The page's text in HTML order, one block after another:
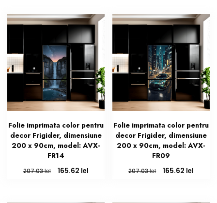
Folie imprimata color pentru
decor Frigider, dimensiune
200 x 90cm, model: AVX-
FR14
207.03lei
Prețul
165.62 leiPrețul
Folie imprimata color pentru
decor Frigider, dimensiune
200 x 90cm, model: AVX-
FR09
207.03lei
Prețul
165.62 lei